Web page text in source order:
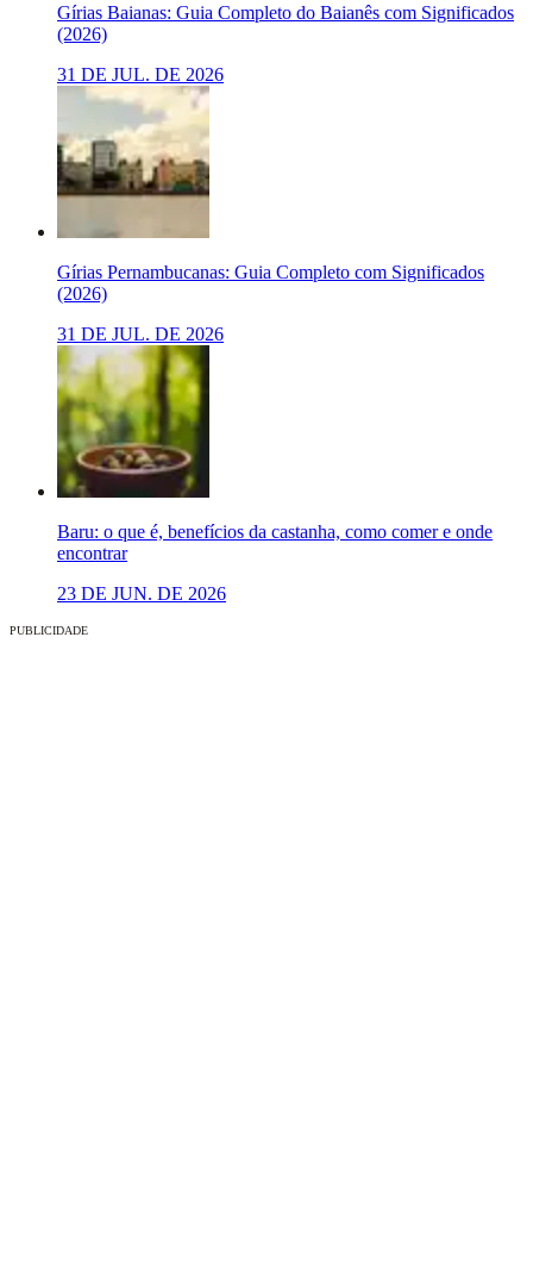
Gírias Baianas: Guia Completo do Baianês com Significados
(2026)
31 DE JUL. DE 2026
Gírias Pernambucanas: Guia Completo com Significados
(2026)
31 DE JUL. DE 2026
Baru: o que é, benefícios da castanha, como comer e onde
encontrar
23 DE JUN. DE 2026
PUBLICIDADE